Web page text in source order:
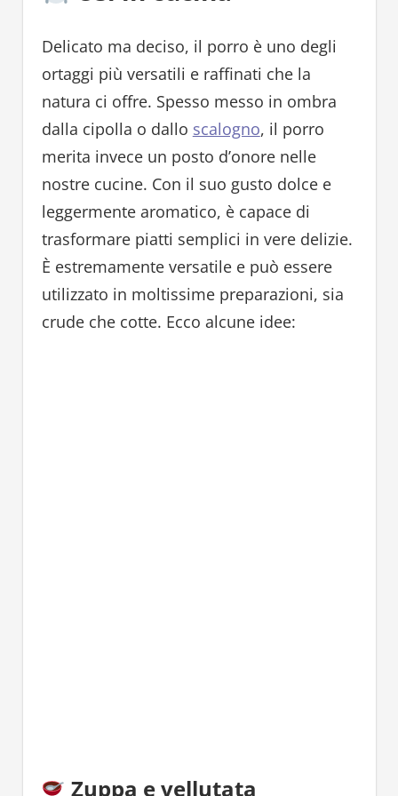
Delicato ma deciso, il porro è uno degli
ortaggi più versatili e raffinati che la
natura ci offre. Spesso messo in ombra
dalla cipolla o dallo scalogno, il porro
merita invece un posto d’onore nelle
nostre cucine. Con il suo gusto dolce e
leggermente aromatico, è capace di
trasformare piatti semplici in vere delizie.
È estremamente versatile e può essere
utilizzato in moltissime preparazioni, sia
crude che cotte. Ecco alcune idee:
Zuppa e vellutata